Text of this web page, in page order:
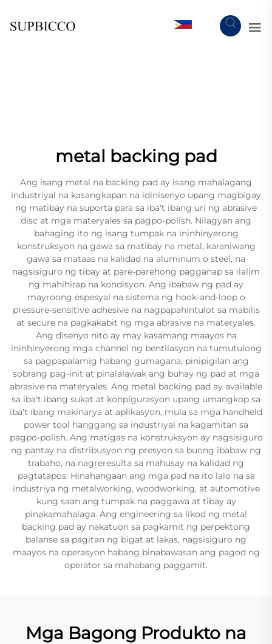
metal backing pad
Ang isang metal na backing pad ay isang mahalagang
industriyal na kasangkapan na idinisenyo upang magbigay
ng matibay na suporta para sa iba't ibang uri ng abrasive
disc at mga materyales sa pagpo-polish. Nilagyan ang
bahaging ito ng isang tumpak na ininhinyerong
konstruksyon na gawa sa matibay na metal, karaniwang
gawa sa mataas na kalidad na aluminum o steel, na
nagsisiguro ng tibay at pare-parehong pagganap sa ilalim
ng mahihirap na kondisyon. Ang ibabaw ng pad ay
mayroong espesyal na sistema ng hook-and-loop o
pressure-sensitive adhesive na nagpapahintulot sa mabilis
at secure na pagkakabit ng mga abrasive na materyales.
Ang disenyo nito ay may kasamang maayos na
ininhinyerong mga channel ng bentilasyon na tumutulong
sa pagpapalamig habang gumagana, pinipigilan ang
sobrang pag-init at pinalalawak ang buhay ng pad at mga
abrasive na materyales. Ang metal backing pad ay available
sa iba't ibang sukat at konpigurasyon upang umangkop sa
iba't ibang makinarya at aplikasyon, mula sa mga handheld
power tool hanggang sa industriyal na kagamitan sa
pagpo-polish. Ang matigas na konstruksyon ay nagsisiguro
ng pantay na distribusyon ng presyon sa buong ibabaw ng
trabaho, na nagreresulta sa mahusay na kalidad ng
pagtatapos. Hinahangaan ang mga pad na ito lalo na sa
industriya ng metalworking, woodworking, at automotive
kung saan ang tumpak na paggawa at tibay ay
pinakamahalaga. Ang engineering sa likod ng metal
backing pad ay nakatuon sa pagkamit ng perpektong
balanse sa pagitan ng bigat at lakas, nagsisiguro ng
maayos na operasyon habang binabawasan ang pagod ng
operator sa mahabang paggamit.
Mga Bagong Produkto na